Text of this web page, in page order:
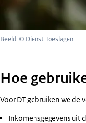
Beeld: © Dienst Toeslagen
Hoe
Voor DT gebruiken we de
Inkomensgegevens uit